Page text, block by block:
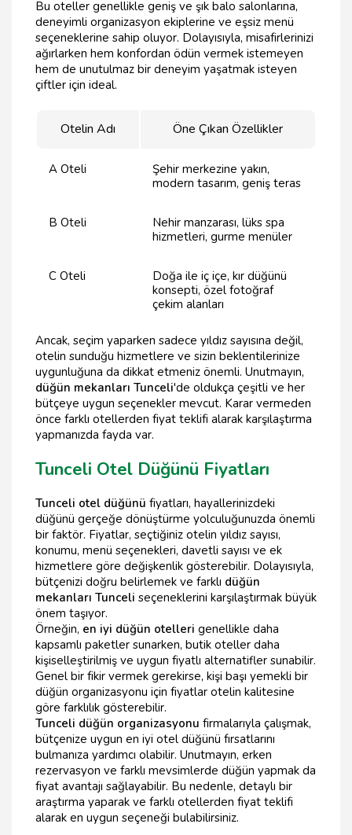
Bu oteller genellikle geniş ve şık balo salonlarına,
deneyimli organizasyon ekiplerine ve eşsiz menü
seçeneklerine sahip oluyor. Dolayısıyla, misafirlerinizi
ağırlarken hem konfordan ödün vermek istemeyen
hem de unutulmaz bir deneyim yaşatmak isteyen
çiftler için ideal.
Otelin Adı Öne Çıkan Özellikler
A Oteli
Şehir merkezine yakın,
modern tasarım, geniş teras
B Oteli
Nehir manzarası, lüks spa
hizmetleri, gurme menüler
C Oteli
Doğa ile iç içe, kır düğünü
konsepti, özel fotoğraf
çekim alanları
Ancak, seçim yaparken sadece yıldız sayısına değil,
otelin sunduğu hizmetlere ve sizin beklentilerinize
uygunluğuna da dikkat etmeniz önemli. Unutmayın,
düğün mekanları Tunceli'de oldukça çeşitli ve her
bütçeye uygun seçenekler mevcut. Karar vermeden
önce farklı otellerden fiyat teklifi alarak karşılaştırma
yapmanızda fayda var.
Tunceli Otel Düğünü Fiyatları
Tunceli otel düğünü fiyatları, hayallerinizdeki
düğünü gerçeğe dönüştürme yolculuğunuzda önemli
bir faktör. Fiyatlar, seçtiğiniz otelin yıldız sayısı,
konumu, menü seçenekleri, davetli sayısı ve ek
hizmetlere göre değişkenlik gösterebilir. Dolayısıyla,
bütçenizi doğru belirlemek ve farklı düğün
mekanları Tunceli seçeneklerini karşılaştırmak büyük
önem taşıyor.
Örneğin, en iyi düğün otelleri genellikle daha
kapsamlı paketler sunarken, butik oteller daha
kişiselleştirilmiş ve uygun fiyatlı alternatifler sunabilir.
Genel bir fikir vermek gerekirse, kişi başı yemekli bir
düğün organizasyonu için fiyatlar otelin kalitesine
göre farklılık gösterebilir.
Tunceli düğün organizasyonu firmalarıyla çalışmak,
bütçenize uygun en iyi otel düğünü fırsatlarını
bulmanıza yardımcı olabilir. Unutmayın, erken
rezervasyon ve farklı mevsimlerde düğün yapmak da
fiyat avantajı sağlayabilir. Bu nedenle, detaylı bir
araştırma yaparak ve farklı otellerden fiyat teklifi
alarak en uygun seçeneği bulabilirsiniz.